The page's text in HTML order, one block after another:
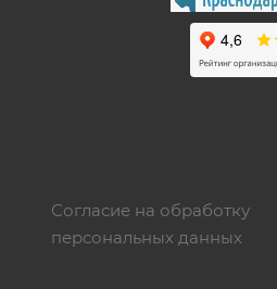
Согласие на обработку
персональных данных